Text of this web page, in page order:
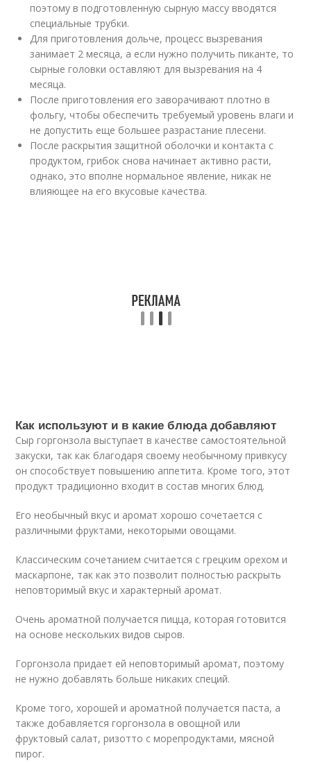
поэтому в подготовленную сырную массу вводятся
специальные трубки.
Для приготовления дольче, процесс вызревания
занимает 2 месяца, а если нужно получить пиканте, то
сырные головки оставляют для вызревания на 4
месяца.
После приготовления его заворачивают плотно в
фольгу, чтобы обеспечить требуемый уровень влаги и
не допустить еще большее разрастание плесени.
После раскрытия защитной оболочки и контакта с
продуктом, грибок снова начинает активно расти,
однако, это вполне нормальное явление, никак не
влияющее на его вкусовые качества.
Как используют и в какие блюда добавляют
Сыр горгонзола выступает в качестве самостоятельной
закуски, так как благодаря своему необычному привкусу
он способствует повышению аппетита. Кроме того, этот
продукт традиционно входит в состав многих блюд.
Его необычный вкус и аромат хорошо сочетается с
различными фруктами, некоторыми овощами.
Классическим сочетанием считается с грецким орехом и
маскарпоне, так как это позволит полностью раскрыть
неповторимый вкус и характерный аромат.
Очень ароматной получается пицца, которая готовится
на основе нескольких видов сыров.
Горгонзола придает ей неповторимый аромат, поэтому
не нужно добавлять больше никаких специй.
Кроме того, хорошей и ароматной получается паста, а
также добавляется горгонзола в овощной или
фруктовый салат, ризотто с морепродуктами, мясной
пирог.